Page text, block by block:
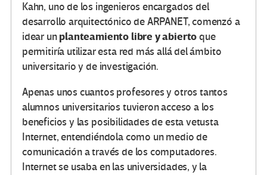
Kahn, uno de los ingenieros encargados del
desarrollo arquitectónico de ARPANET, comenzó a
idear unplanteamiento libre y abiertoque
permitiría utilizar esta red más allá del ámbito
universitario y de investigación.
Apenas unos cuantos profesores y otros tantos
alumnos universitarios tuvieron acceso a los
beneficios y las posibilidades de esta vetusta
Internet, entendiéndola como un medio de
comunicación a través de los computadores.
Internet se usaba en las universidades, y la